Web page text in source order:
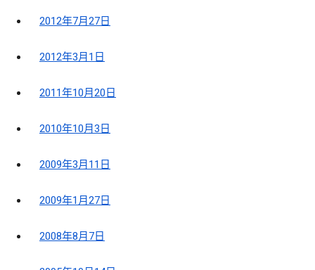
2012年7月27日
2012年3月1日
2011年10月20日
2010年10月3日
2009年3月11日
2009年1月27日
2008年8月7日